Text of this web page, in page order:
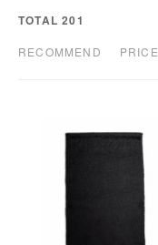
TOTAL 201
RECOMMEND PRICE